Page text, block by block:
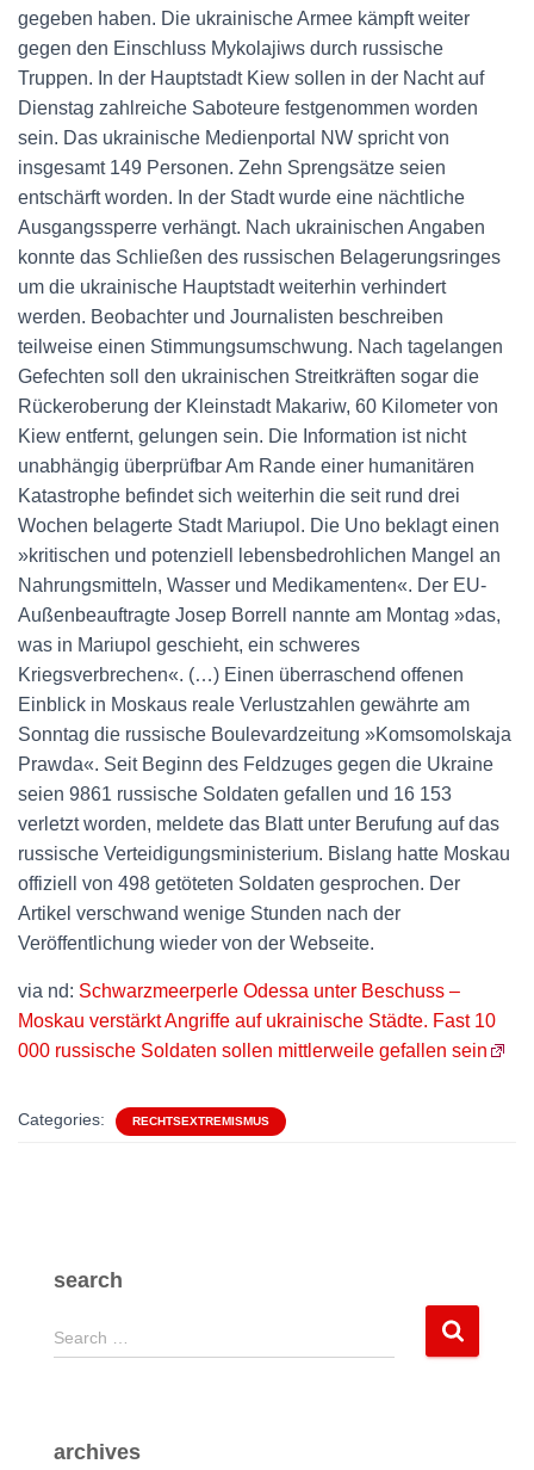
gegeben haben. Die ukrainische Armee kämpft weiter
gegen den Einschluss Mykolajiws durch russische
Truppen. In der Hauptstadt Kiew sollen in der Nacht auf
Dienstag zahlreiche Saboteure festgenommen worden
sein. Das ukrainische Medienportal NW spricht von
insgesamt 149 Personen. Zehn Sprengsätze seien
entschärft worden. In der Stadt wurde eine nächtliche
Ausgangssperre verhängt. Nach ukrainischen Angaben
konnte das Schließen des russischen Belagerungsringes
um die ukrainische Hauptstadt weiterhin verhindert
werden. Beobachter und Journalisten beschreiben
teilweise einen Stimmungsumschwung. Nach tagelangen
Gefechten soll den ukrainischen Streitkräften sogar die
Rückeroberung der Kleinstadt Makariw, 60 Kilometer von
Kiew entfernt, gelungen sein. Die Information ist nicht
unabhängig überprüfbar Am Rande einer humanitären
Katastrophe befindet sich weiterhin die seit rund drei
Wochen belagerte Stadt Mariupol. Die Uno beklagt einen
»kritischen und potenziell lebensbedrohlichen Mangel an
Nahrungsmitteln, Wasser und Medikamenten«. Der EU-
Außenbeauftragte Josep Borrell nannte am Montag »das,
was in Mariupol geschieht, ein schweres
Kriegsverbrechen«. (…) Einen überraschend offenen
Einblick in Moskaus reale Verlustzahlen gewährte am
Sonntag die russische Boulevardzeitung »Komsomolskaja
Prawda«. Seit Beginn des Feldzuges gegen die Ukraine
seien 9861 russische Soldaten gefallen und 16 153
verletzt worden, meldete das Blatt unter Berufung auf das
russische Verteidigungsministerium. Bislang hatte Moskau
offiziell von 498 getöteten Soldaten gesprochen. Der
Artikel verschwand wenige Stunden nach der
Veröffentlichung wieder von der Webseite.
via nd: Schwarzmeerperle Odessa unter Beschuss –
Moskau verstärkt Angriffe auf ukrainische Städte. Fast 10
000 russische Soldaten sollen mittlerweile gefallen sein
Categories: RECHTSEXTREMISMUS
search
S
e
h
Search …
archives